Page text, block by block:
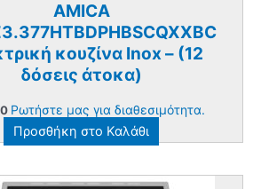
AMICA
κουζίνα Inox – (12
δόσεις άτοκα)
Ρωτήστε μας για διαθεσιμότητα.
Προσθήκη στο Καλάθι